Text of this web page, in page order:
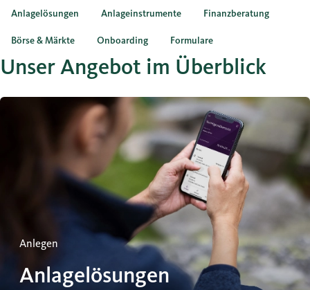
Anlagelösungen Anlageinstrumente Finanzberatung
Börse & Märkte Onboarding Formulare
Unser Angebot im Überblick
Anlagelösungen
Anlegen
Anlagelösungen